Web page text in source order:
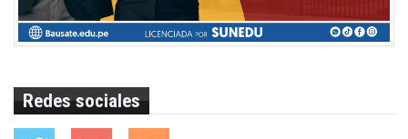
Redes sociales